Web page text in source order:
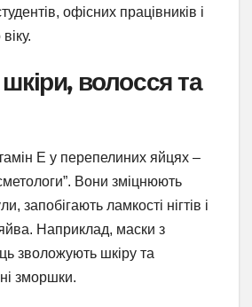
офісних працівників і
волосся та
E у перепелиних яйцях –
Вони зміцнюють
запобігають ламкості нігтів і
Наприклад, маски з
зволожують шкіру та
зморшки.